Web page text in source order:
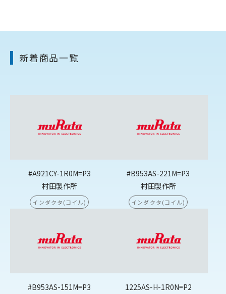
新着商品一覧
#A921CY-1R0M=P3
村田製作所
インダクタ(コイル)
#B953AS-221M=P3
村田製作所
インダクタ(コイル)
#B953AS-151M=P3
1225AS-H-1R0N=P2